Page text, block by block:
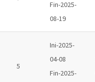
Fin-2025-
08-19
5
Ini-2025-
04-08
Fin-2025-